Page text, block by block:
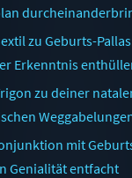
zu Geburts-
Erkenntnis
zu deiner
mit
Genialität entfacht